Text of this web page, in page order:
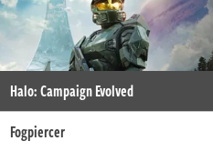
Halo: Campaign Evolved
Fogpiercer